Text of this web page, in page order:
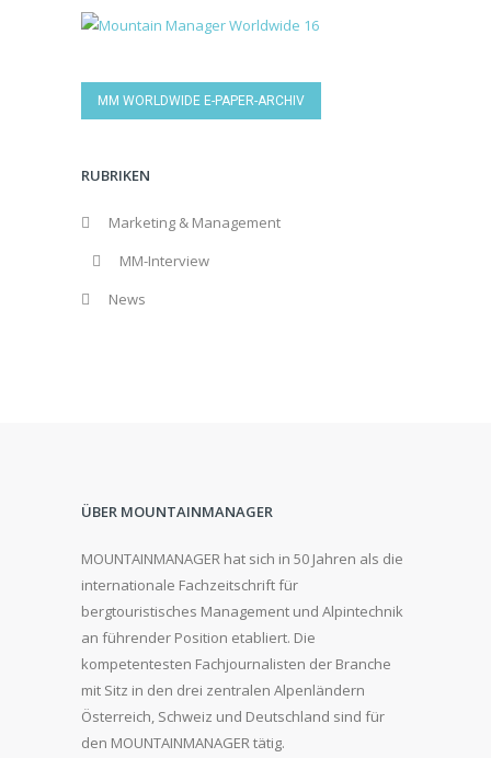
MM WORLDWIDE E-PAPER-ARCHIV
RUBRIKEN
Marketing & Management
MM-Interview
News
ÜBER MOUNTAINMANAGER
MOUNTAINMANAGER hat sich in 50 Jahren als die
internationale Fachzeitschrift für
bergtouristisches Management und Alpintechnik
an führender Position etabliert. Die
kompetentesten Fachjournalisten der Branche
mit Sitz in den drei zentralen Alpenländern
Österreich, Schweiz und Deutschland sind für
den MOUNTAINMANAGER tätig.